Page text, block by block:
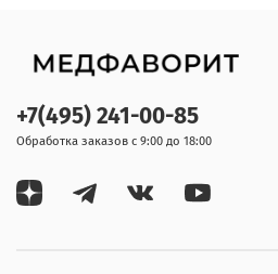
+7(495) 241-00-85
Обработка заказов с 9:00 до 18:00